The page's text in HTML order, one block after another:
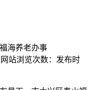
海养老办事
站浏览次数： 发布时